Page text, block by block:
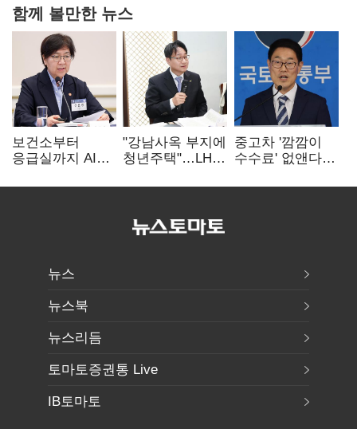
함께 볼만한 뉴스
보건소부터
응급실까지 AI
혁신 본격화
"강남사옥 부지에
청년주택"…LH도
중고차 '깜깜이
수수료' 없앤다…
생기면 환불
뉴스
뉴스북
뉴스리듬
토마토증권통 Live
IB토마토